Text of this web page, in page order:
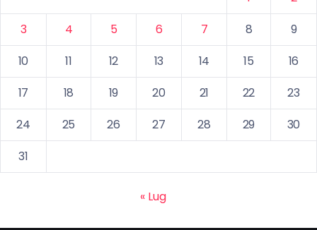
3
4 5 6 7 8
9
10
11 12 13 14 15
16
17
18 19 20 21 22
23
24
25 26 27 28 29
30
31
« Lug